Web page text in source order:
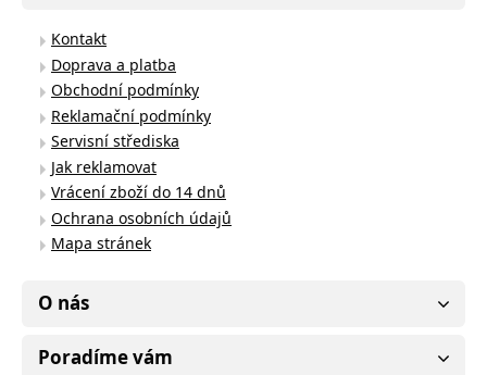
Kontakt
Doprava a platba
Obchodní podmínky
Reklamační podmínky
Servisní střediska
Jak reklamovat
Vrácení zboží do 14 dnů
Ochrana osobních údajů
Mapa stránek
O nás
Poradíme vám